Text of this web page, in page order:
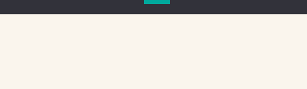
CENTRE NATIONAL DU LIVRE